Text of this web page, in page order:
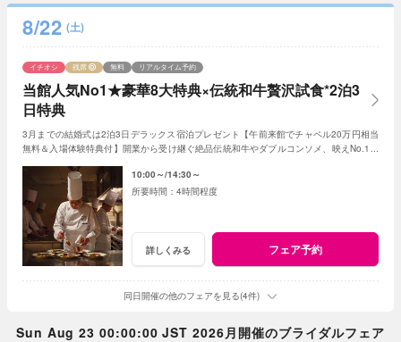
8/22 (土)
当館人気No1★豪華8大特典×伝統和牛贅沢試食*2泊3
日特典
イチオシ 残席 無料 リアルタイム予約
3月までの結婚式は2泊3日デラックス宿泊プレゼント【午前来館でチャペル20万円相当
無料＆入場体験特典付】開業から受け継ぐ絶品伝統和牛やダブルコンソメ、映えNo.1デ
10:00～ 14:30～
4時間程度
詳しくみる フェア予約
同日開催の他のフェアを見る(4件)
Sun Aug 23 00:00:00 JST 2026月開催のブライダルフェア